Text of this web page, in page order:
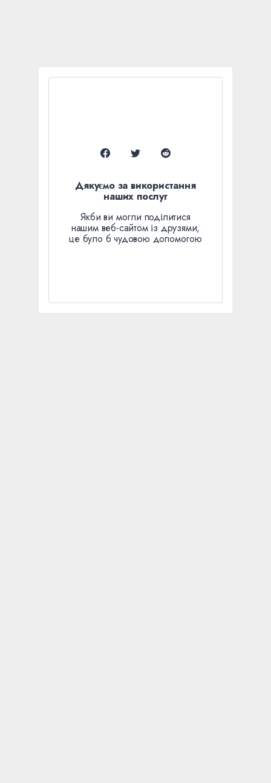
Дякуємо за використання
наших послуг
Якби ви могли поділитися
нашим веб-сайтом із друзями,
це було б чудовою допомогою